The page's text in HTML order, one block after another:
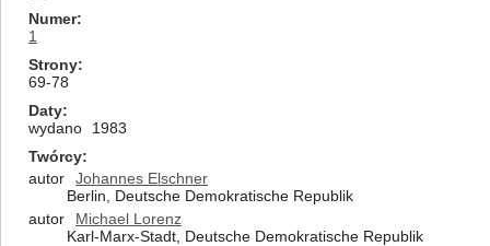
Numer
1
Strony
69-78
Daty
wydano
1983
Twórcy
autor
Johannes Elschner
Berlin, Deutsche Demokratische Republik
autor
Michael Lorenz
Karl-Marx-Stadt, Deutsche Demokratische Republik